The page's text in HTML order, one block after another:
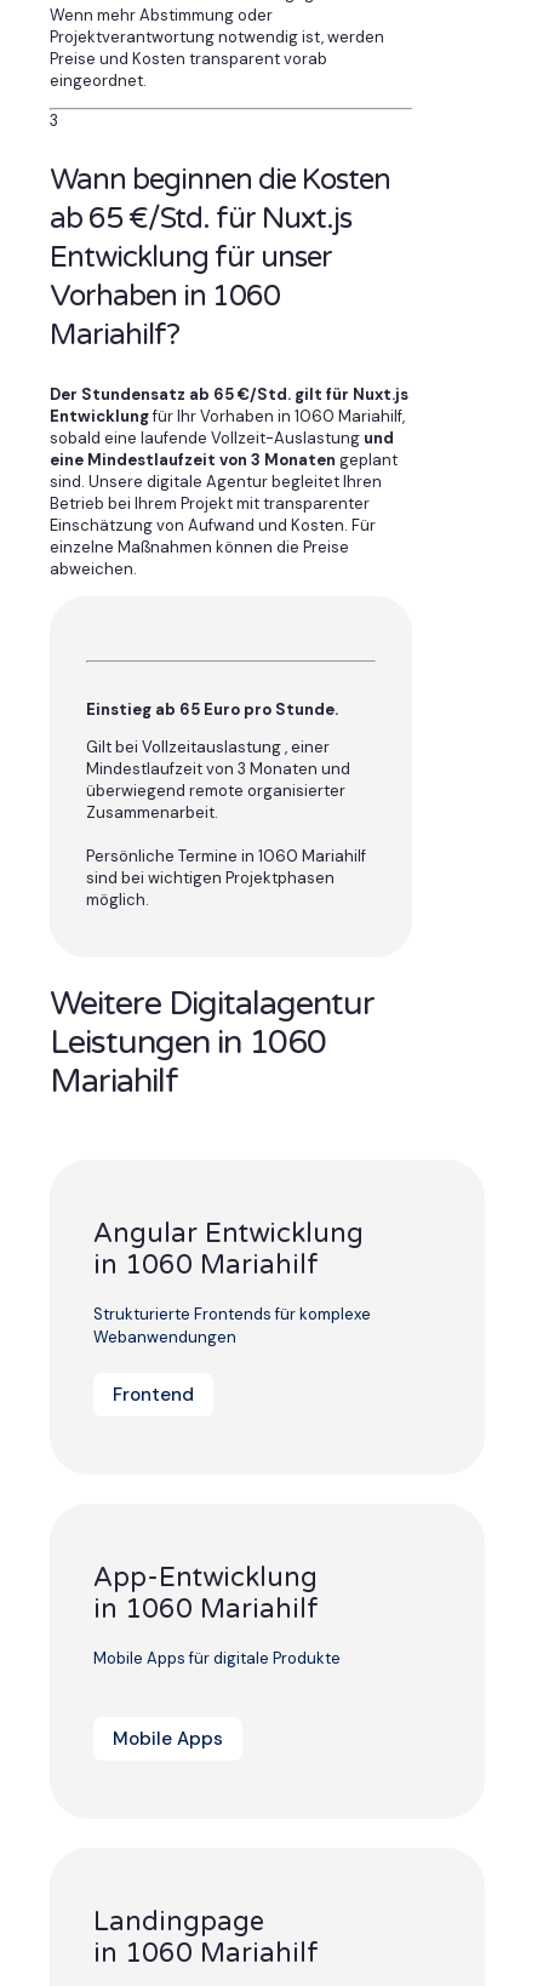
Wenn mehr Abstimmung oder
Projektverantwortung notwendig ist, werden
Preise und Kosten transparent vorab
eingeordnet.
3
Wann beginnen die Kosten
ab 65 €/Std. für Nuxt.js
Entwicklung für unser
Vorhaben in 1060
Mariahilf?
Der Stundensatz ab 65 €/Std. gilt für Nuxt.js
Entwicklungfür Ihr Vorhaben in 1060 Mariahilf,
sobald eine laufende Vollzeit-Auslastung und
eine Mindestlaufzeit von 3 Monaten geplant
sind. Unsere digitale Agentur begleitet Ihren
Betrieb bei Ihrem Projekt mit transparenter
Einschätzung von Aufwand und Kosten. Für
einzelne Maßnahmen können die Preise
abweichen.
Einstieg ab 65 Euro pro Stunde.
Gilt bei Vollzeitauslastung , einer
Mindestlaufzeit von 3 Monaten und
überwiegend remote organisierter
Zusammenarbeit.
Persönliche Termine in 1060 Mariahilf
sind bei wichtigen Projektphasen
möglich.
Weitere Digitalagentur
Leistungen in 1060
Mariahilf
Angular Entwicklung
in 1060 Mariahilf
Strukturierte Frontends für komplexe
Webanwendungen
Frontend
App-Entwicklung
in 1060 Mariahilf
Mobile Apps für digitale Produkte
Mobile Apps
Landingpage
in 1060 Mariahilf